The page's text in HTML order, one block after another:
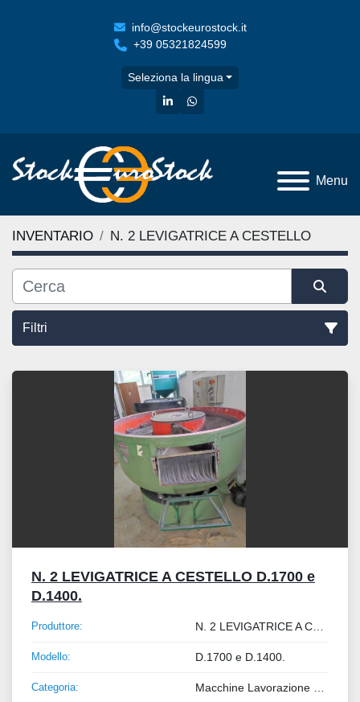
info@stockeurostock.it
+39 05321824599
Seleziona la lingua
linkedinwhatsapp
Menu
INVENTARIO N. 2 LEVIGATRICE A CESTELLO
Filtri
Tutte le categorie
Ordina per
N. 2 LEVIGATRICE A CESTELLO D.1700 e
D.1400.
Produttore: N. 2 LEVIGATRICE A CESTELLO
Modello: D.1700 e D.1400.
Categoria: